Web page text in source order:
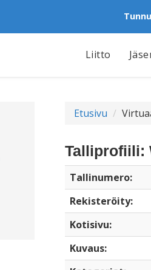
Liitto
Etusivu
Talliprofiili:
Tallinumero:
Rekisteröity:
Kotisivu:
Kuvaus: